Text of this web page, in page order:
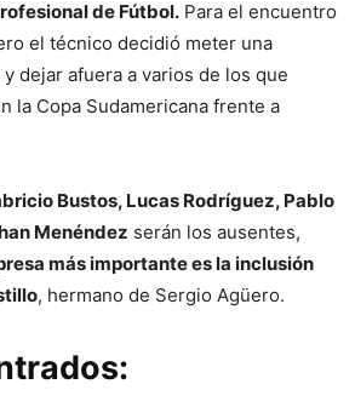
de Fútbol. Para el encuentro
el técnico decidió meter una
dejar afuera a varios de los que
la Copa Sudamericana frente a
Bustos, Lucas Rodríguez, Pablo
Menéndez serán los ausentes,
más importante es la inclusión
, hermano de Sergio Agüero.